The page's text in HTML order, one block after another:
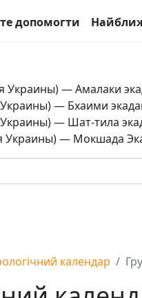
допомогти
Украины) — Амалаки
— Бхаими
— Шат-тила
Украины) — Мокшада
календар